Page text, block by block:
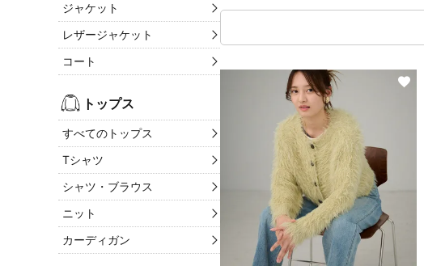
ジャケット
レザージャケット
コート
トップス
すべてのトップス
Tシャツ
シャツ・ブラウス
ニット
カーディガン